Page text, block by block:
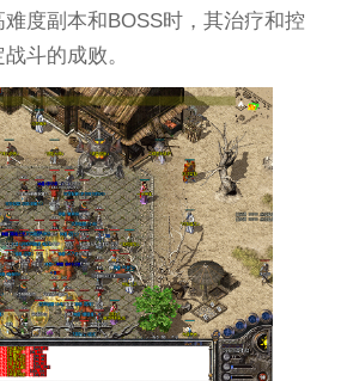
度副本和BOSS时，其治疗和控
斗的成败。